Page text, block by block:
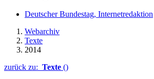
Deutscher Bundestag, Internetredaktion
Webarchiv
Texte
2014
zurück zu: Texte ()